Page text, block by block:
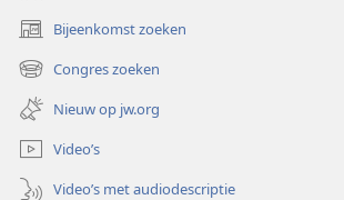
Bijeenkomst zoeken
(opent
nieuw
venster)
Congres zoeken
(opent
nieuw
venster)
Nieuw op jw.org
Video’s
Video’s met audiodescriptie